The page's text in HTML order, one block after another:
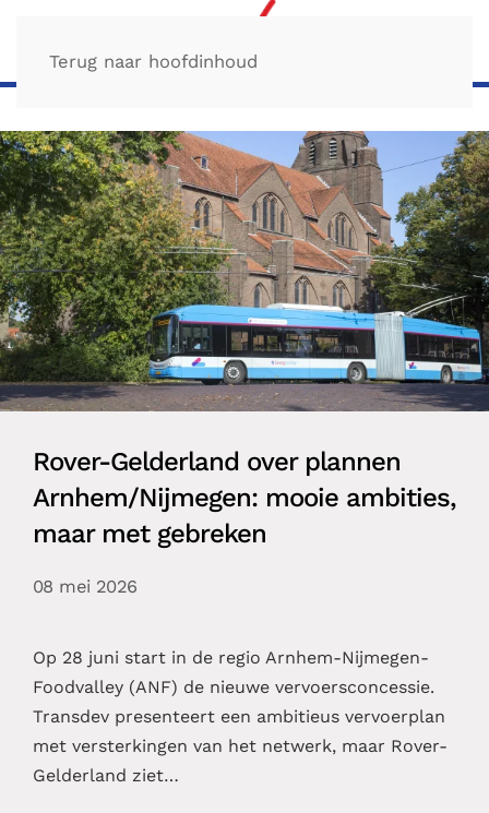
Terug naar hoofdinhoud
Rover-Gelderland over plannen
Arnhem/Nijmegen: mooie ambities,
maar met gebreken
08 mei 2026
Op 28 juni start in de regio Arnhem-Nijmegen-
Foodvalley (ANF) de nieuwe vervoersconcessie.
Transdev presenteert een ambitieus vervoerplan
met versterkingen van het netwerk, maar Rover-
Gelderland ziet…